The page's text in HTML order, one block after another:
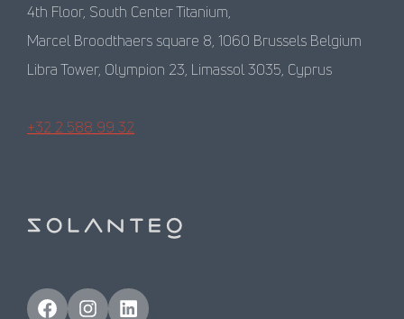
4th Floor, South Center Titanium,
Marcel Broodthaers square 8, 1060 Brussels Belgium
Libra Tower, Olympion 23, Limassol 3035, Cyprus
+32 2 588 99 32